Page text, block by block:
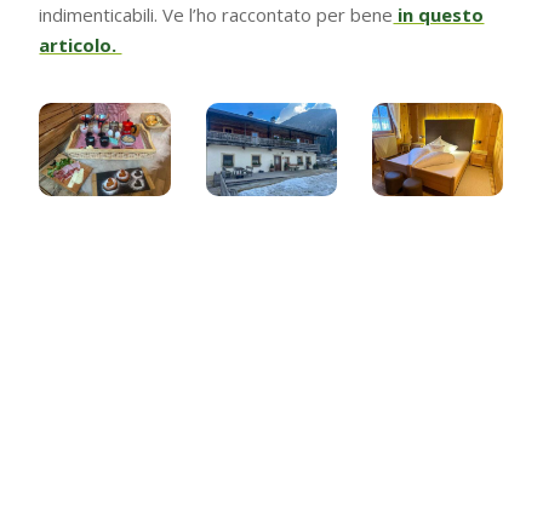
indimenticabili. Ve l’ho raccontato per bene in questo
articolo.